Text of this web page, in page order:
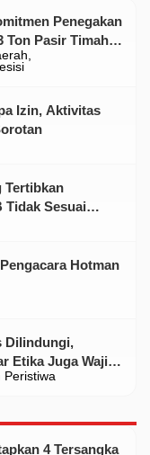
Penegakan
Ton Pasir Timah
Izin, Aktivitas
Tertibkan
Tidak Sesuai
Hotman
Peristiwa
Dilindungi,
Etika Juga Wajib
4 Tersangka